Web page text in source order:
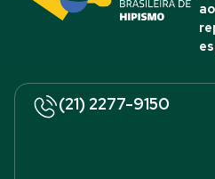
(21) 2277-9150